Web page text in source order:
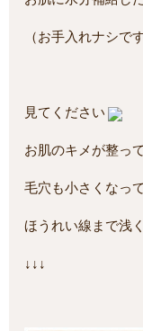
（お手入れナシで
見てください
お肌のキメが整っ
毛穴も小さくなっ
ほうれい線まで浅
↓↓↓